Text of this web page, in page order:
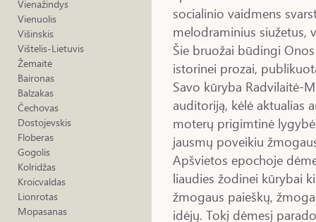
Vienažindys
Vienuolis
Višinskis
Vištelis-Lietuvis
Žemaitė
Baironas
Balzakas
Čechovas
Dostojevskis
Floberas
Gogolis
Kolridžas
Kroicvaldas
Lionrotas
Mopasanas
socialinio vaidmens
melodraminius siužetus,
Šie bruožai būdingi
istorinei prozai,
Savo kūryba Radvilaitė-
auditoriją, kėlė aktualias
moterų prigimtinė
jausmų poveikiu
Apšvietos epochoje
liaudies žodinei kūrybai
žmogaus paieškų,
idėjų. Tokį dėmesį